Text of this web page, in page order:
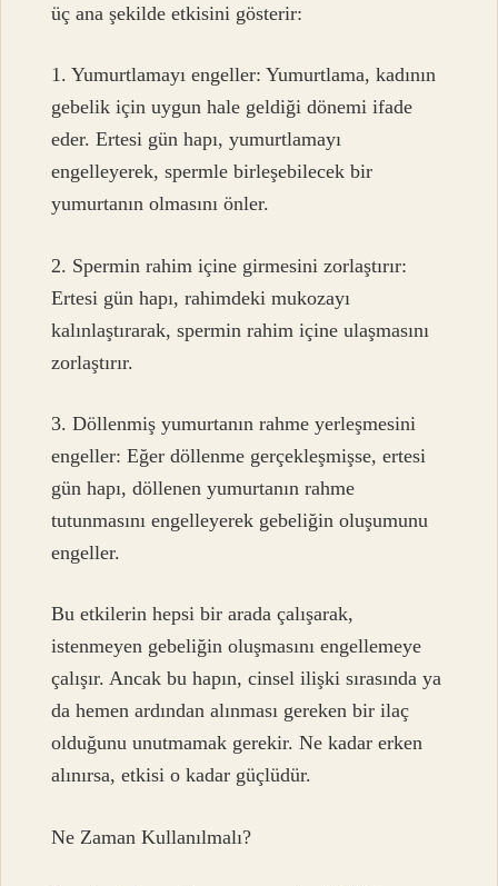
üç ana şekilde etkisini gösterir:
1. Yumurtlamayı engeller: Yumurtlama, kadının
gebelik için uygun hale geldiği dönemi ifade
eder. Ertesi gün hapı, yumurtlamayı
engelleyerek, spermle birleşebilecek bir
yumurtanın olmasını önler.
2. Spermin rahim içine girmesini zorlaştırır:
Ertesi gün hapı, rahimdeki mukozayı
kalınlaştırarak, spermin rahim içine ulaşmasını
zorlaştırır.
3. Döllenmiş yumurtanın rahme yerleşmesini
engeller: Eğer döllenme gerçekleşmişse, ertesi
gün hapı, döllenen yumurtanın rahme
tutunmasını engelleyerek gebeliğin oluşumunu
engeller.
Bu etkilerin hepsi bir arada çalışarak,
istenmeyen gebeliğin oluşmasını engellemeye
çalışır. Ancak bu hapın, cinsel ilişki sırasında ya
da hemen ardından alınması gereken bir ilaç
olduğunu unutmamak gerekir. Ne kadar erken
alınırsa, etkisi o kadar güçlüdür.
Ne Zaman Kullanılmalı?